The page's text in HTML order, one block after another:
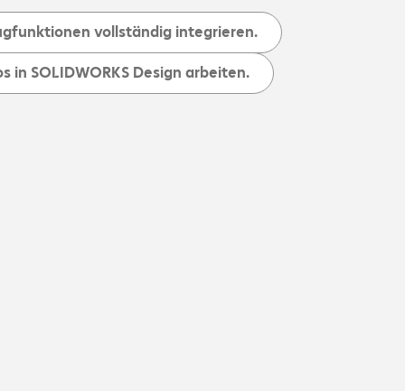
vollständig integrieren.
in SOLIDWORKS Design arbeiten.